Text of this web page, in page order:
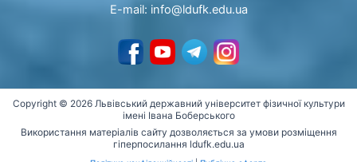
E-mail: info@ldufk.edu.ua
Copyright © 2026 Львівський державний університет фізичної культури
імені Івана Боберського
Використання матеріалів сайту дозволяється за умови розміщення
гіперпосилання ldufk.edu.ua